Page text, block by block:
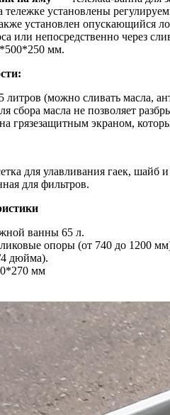
установлены
установлен опускающийся
или непосредственно через
мм.
литров (можно сливать масла,
сбора масла не позволяет
грязезащитным экраном,
для улавливания гаек, шайб
для фильтров.
ванны 65 л.
опоры (от 740 до 1200
дюйма).
мм